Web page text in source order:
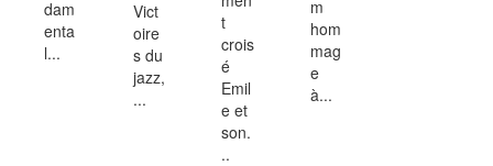
dam
enta
l...
Vict
oire
s du
jazz,
...
t
crois
é
Emil
e et
son.
..
m
hom
mag
e
à...